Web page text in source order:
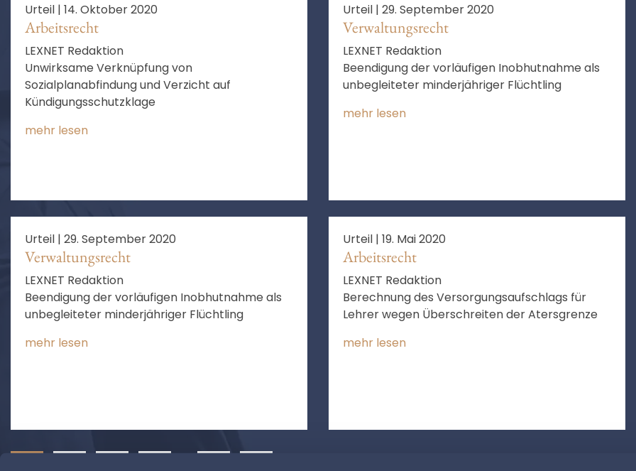
Urteil | 14. Oktober 2020
Arbeitsrecht
LEXNET Redaktion
Unwirksame Verknüpfung von
Sozialplanabfindung und Verzicht auf
Kündigungsschutzklage
mehr lesen
Urteil | 29. September 2020
Verwaltungsrecht
LEXNET Redaktion
Beendigung der vorläufigen Inobhutnahme als
unbegleiteter minderjähriger Flüchtling
mehr lesen
Urteil | 29. September 2020
Verwaltungsrecht
LEXNET Redaktion
Beendigung der vorläufigen Inobhutnahme als
unbegleiteter minderjähriger Flüchtling
mehr lesen
Urteil | 19. Mai 2020
Arbeitsrecht
LEXNET Redaktion
Berechnung des Versorgungsaufschlags für
Lehrer wegen Überschreiten der Atersgrenze
mehr lesen